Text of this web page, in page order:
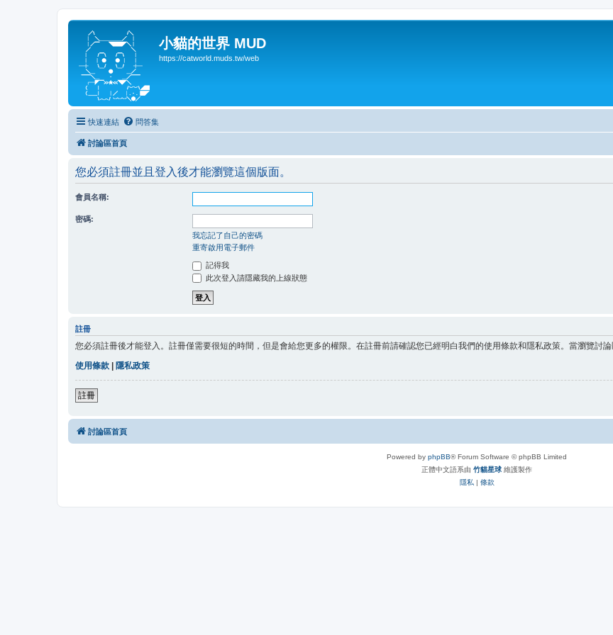
小貓的世界 MUD
https://catworld.muds.tw/web
快速連結 問答集
討論區首頁
您必須註冊並且登入後才能瀏覽這個版面。
會員名稱:
密碼:
我忘記了自己的密碼
重寄啟用電子郵件
記得我
此次登入請隱藏我的上線狀態
註冊
您必須註冊後才能登入。註冊僅需要很短的時間，但是會給您更多的權限。在註冊前請確認您已經明白我們的使用條款和隱私政策。當瀏覽討論
使用條款 | 隱私政策
註冊
討論區首頁
Powered by phpBB® Forum Software © phpBB Limited
正體中文語系由 竹貓星球 維護製作
隱私 | 條款